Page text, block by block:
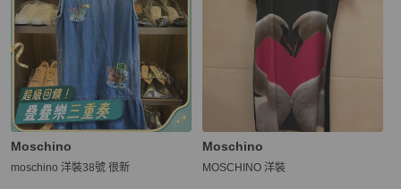
Moschino
moschino 洋裝38號 很新
Moschino
MOSCHINO 洋裝